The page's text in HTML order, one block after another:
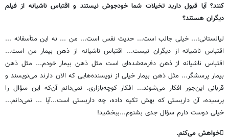
کنند؟ آیا قبول دارید تخیلات شما خودجوش نیستند و اقتباس ناشیانه از فیلم
دیگران هستند؟
لیالستانی:...خیلی جالب است... حدیث نفس است... من ... نه این متأسفانه ...
اقتباس ناشیانه از دیگران نیست... اقتباس ناشیانه از ذهن بیمار من است...
اقتباس ناشیانه از ذهن دفرمهشدهای است مثل ذهن بیمار خودم... مثل ذهن
بیمار پرسشگر... مثل ذهن بیمار خیلی از نویسندههایی که الان دارند مینویسند و
قربانی اینجور افکار میشوند... افکار کوچهبازاری. نمیدانم آنکه این سؤال را
پرسیده، آن داربستی که بهش تکیه داده، چه داربستی است...آیا ... نمیدانم...
خیلی دوست دارم سؤال جدی بشنوم...ببخشید!
خواهش میکنم.